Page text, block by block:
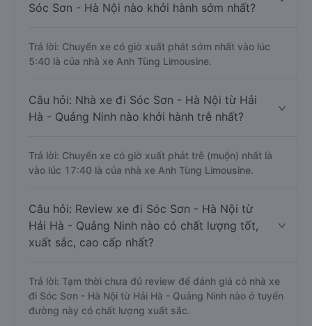
Sóc Sơn - Hà Nội nào khởi hành sớm nhất?
Trả lời: Chuyến xe có giờ xuất phát sớm nhất vào lúc
5:40 là của nhà xe Anh Tùng Limousine.
Câu hỏi: Nhà xe đi Sóc Sơn - Hà Nội từ Hải
Hà - Quảng Ninh nào khởi hành trễ nhất?
Trả lời: Chuyến xe có giờ xuất phát trễ (muộn) nhất là
vào lúc 17:40 là của nhà xe Anh Tùng Limousine.
Câu hỏi: Review xe đi Sóc Sơn - Hà Nội từ
Hải Hà - Quảng Ninh nào có chất lượng tốt,
xuất sắc, cao cấp nhất?
Trả lời: Tạm thời chưa đủ review để đánh giá có nhà xe
đi Sóc Sơn - Hà Nội từ Hải Hà - Quảng Ninh nào ở tuyến
đường này có chất lượng xuất sắc.